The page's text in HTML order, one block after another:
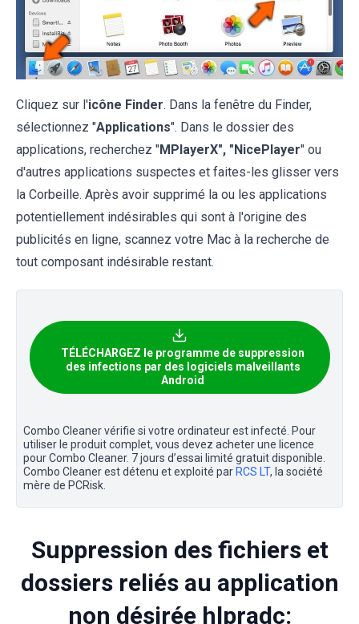
Cliquez sur l'icône Finder. Dans la fenêtre du Finder,
sélectionnez "Applications". Dans le dossier des
applications, recherchez "MPlayerX", "NicePlayer" ou
d'autres applications suspectes et faites-les glisser vers
la Corbeille. Après avoir supprimé la ou les applications
potentiellement indésirables qui sont à l'origine des
publicités en ligne, scannez votre Mac à la recherche de
tout composant indésirable restant.
TÉLÉCHARGEZ le programme de suppression
des infections par des logiciels malveillants
Android
Combo Cleaner vérifie si votre ordinateur est infecté. Pour
utiliser le produit complet, vous devez acheter une licence
pour Combo Cleaner. 7 jours d’essai limité gratuit disponible.
Combo Cleaner est détenu et exploité par RCS LT, la société
mère de PCRisk.
Suppression des fichiers et
dossiers reliés au application
non désirée hlpradc: